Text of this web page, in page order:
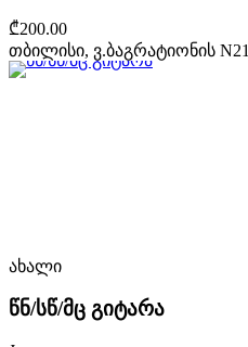
₾200.00
თბილისი, ვ.ბაგრატიონის N21
ახალი
წნ/სწ/მც გიტარა